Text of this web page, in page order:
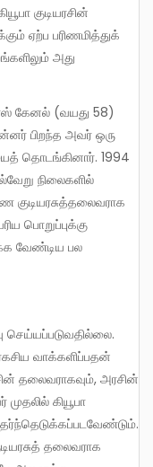
குடியரசின்
ஏற்ப பரிணமித்துக்
அது
பிறந்த அவர் ஒரு
தொடங்கினார். 1994
நிலைகளில்
குடியரசுத்தலைவராக
பொறுப்புக்கு
வேண்டிய பல
வாக்களிப்பதன்
தலைவராகவும், அரசின்
கியூபா
தலைவராக